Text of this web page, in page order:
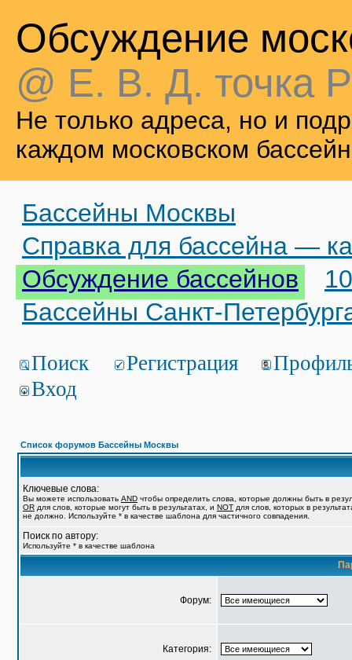
Обсуждение
@ Е. В. Д. точка
Не только адреса, но и
каждом московском
Бассейны Москвы
Справка для бассейна —
Обсуждение бассейнов
Бассейны Санкт-
Поиск Регистрация
Вход
Список форумов Бассейны Москвы
Ключевые слова:
Вы можете использовать AND чтобы определить слова, которые должны быть в
OR для слов, которые могут быть в результатах, и NOT для слов, которых в
не должно. Используйте * в качестве шаблона для частичного совпадения.
Поиск по автору:
Используйте * в качестве шаблона
Форум:
Категория: